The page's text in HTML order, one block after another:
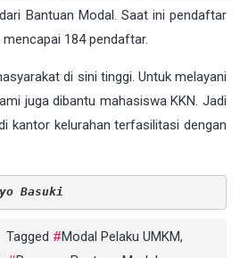
Bantuan Modal. Saat ini pendaftar
184 pendaftar.
di sini tinggi. Untuk melayani
juga dibantu mahasiswa KKN. Jadi
kantor kelurahan terfasilitasi dengan
Basuki
Tagged Modal Pelaku UMKM,